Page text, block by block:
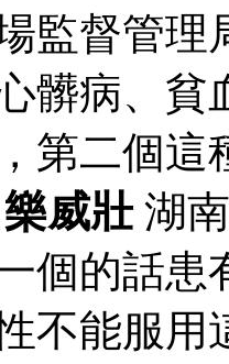
監督管理
髒病、
第二個
樂威壯湖
個的話
不能服用